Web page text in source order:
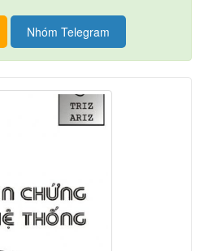
Nhóm Telegram